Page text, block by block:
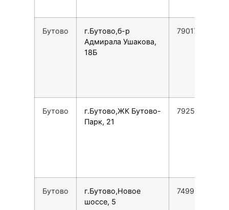
Бутово
г.Бутово,б-р
Адмирала Ушакова,
18Б
79017920785
Бутово
г.Бутово,ЖК Бутово-
Парк, 21
79257555750
Бутово
г.Бутово,Новое
шоссе, 5
74993475767